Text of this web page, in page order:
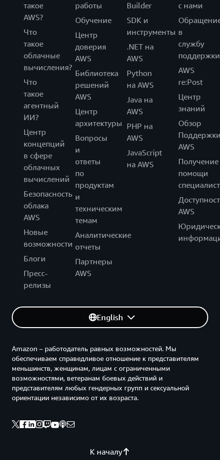
такое
AWS?
Что
такое
облачные
вычисления?
Что
такое
агентный
ИИ?
Центр
концепций
в сфере
облачных
вычислений
Безопасность
облака
AWS
Новые
возможности
Блоги
Пресс-
релизы
работы
Обучение
Центр
доверия
AWS
Библиотека
решений
AWS
Центр
архитектуры
Вопросы
и
ответы
по
продуктам
и
техническим
темам
Аналитические
отчеты
Партнеры
AWS
Builder
SDK и
инструменты
.NET на
AWS
Python
на AWS
Java на
AWS
PHP на
AWS
JavaScript
на AWS
с нами
в
службу
поддержки
AWS
re:Post
Центр
знаний
Обзор
AWS
Получение
помощи
AWS
English
К началу
Amazon – работодатель равных возможностей. Мы
обеспечиваем справедливое отношение к представителям
меньшинств, женщинам, лицам с ограниченными
возможностями, ветеранам боевых действий и
представителям любых гендерных групп и сексуальной
ориентации независимо от их возраста.